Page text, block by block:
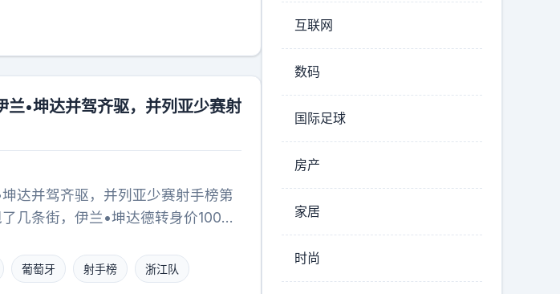
，根本玩不转。再说句掏心窝子的
人往俱乐部的青训推，人家买账；
那里面水多深呐，到处都得照顾到，
究个“雨露均沾”。还有个最扎心的
圈起来死练”的长期集训。你在海外
万项撑撑门面就够了。说到底，国
飘在海外的？来回折腾太费劲，真
未必。才十几岁的娃娃，人生长着
实在海外受训、涨球才是正经事。
最后终究还得指望这帮真有本事的
•坤达并驾齐驱，并列亚少赛射
达并驾齐驱，并列亚少赛射手榜第
几条街，伊兰•坤达德转身价1000
栋还在中超联赛苦苦挣扎，据报道
冠军。有一说一，因为伊兰•坤达
葡萄牙 射手榜 浙江队
互联网
数码
国际足球
房产
家居
时尚